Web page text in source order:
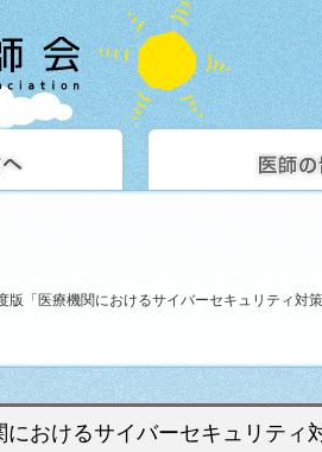
版「医療機関におけるサイバーセキュリティ対
おけるサイバーセキュリテ